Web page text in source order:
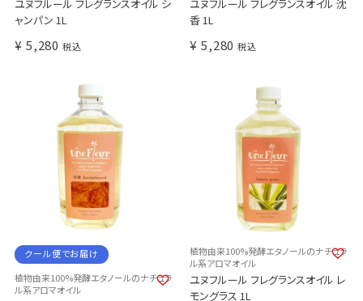
ユヌフルール フレグランスオイル シ
ャンパン 1L
¥ 5,280 税込
ユヌフルール フレグランスオイル 沈
香 1L
¥ 5,280 税込
クール便でお届け
植物由来100%発酵エタノールのナチュラ
ル系アロマオイル
植物由来100%発酵エタノールのナチュラ
ル系アロマオイル
ユヌフルール フレグランスオイル レ
モングラス 1L